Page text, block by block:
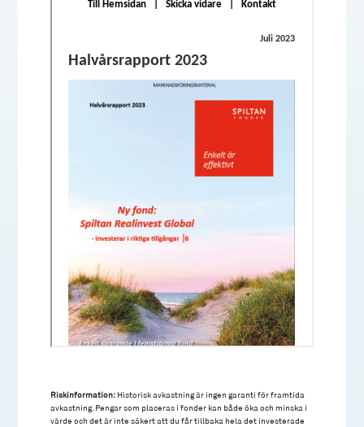
Riskinformation: Historisk avkastning är ingen garanti för framtida
avkastning. Pengar som placeras i fonder kan både öka och minska i
värde och det är inte säkert att du får tillbaka hela det investerade